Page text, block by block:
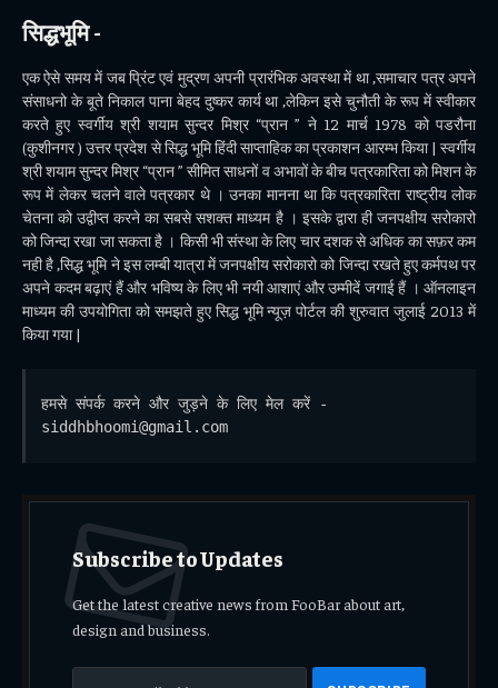
सिद्धभूमि -
एक ऐसे समय में जब प्रिंट एवं मुद्रण अपनी प्रारंभिक अवस्था में था ,समाचार पत्र अपने
संसाधनो के बूते निकाल पाना बेहद दुष्कर कार्य था ,लेकिन इसे चुनौती के रूप में स्वीकार
करते हुए स्वर्गीय श्री शयाम सुन्दर मिश्र “प्रान ” ने 12 मार्च 1978 को पडरौना
(कुशीनगर ) उत्तर प्रदेश से सिद्ध भूमि हिंदी साप्ताहिक का प्रकाशन आरम्भ किया | स्वर्गीय
श्री शयाम सुन्दर मिश्र “प्रान ” सीमित साधनों व अभावों के बीच पत्रकारिता को मिशन के
रूप में लेकर चलने वाले पत्रकार थे । उनका मानना था कि पत्रकारिता राष्ट्रीय लोक
चेतना को उद्वीप्त करने का सबसे सशक्त माध्यम है । इसके द्वारा ही जनपक्षीय सरोकारो
को जिन्दा रखा जा सकता है । किसी भी संस्था के लिए चार दशक से अधिक का सफ़र कम
नही है ,सिद्ध भूमि ने इस लम्बी यात्रा में जनपक्षीय सरोकारो को जिन्दा रखते हुए कर्मपथ पर
अपने कदम बढ़ाएं हैं और भविष्य के लिए भी नयी आशाएं और उम्मीदें जगाई हैं । ऑनलाइन
माध्यम की उपयोगिता को समझते हुए सिद्ध भूमि न्यूज़ पोर्टल की शुरुवात जुलाई 2013 में
किया गया |
हमसे संपर्क करने और जुड़ने के लिए मेल करें -
siddhbhoomi@gmail.com
Subscribe to Updates
Get the latest creative news from FooBar about art,
design and business.